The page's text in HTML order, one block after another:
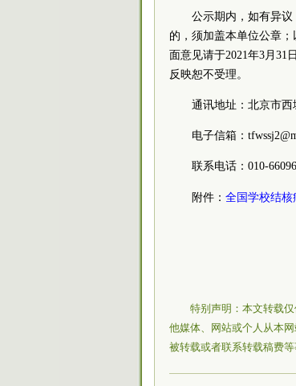
公示期内，如有异
的，须加盖本单位公章
面意见请于2021年3月31
反映恕不受理。
通讯地址：北京市西
电子信箱：
联系电话：010-
附件： 全国学校结
特别声明：本文转载
他媒体、网站或个人从本
被转载或者联系转载稿费等